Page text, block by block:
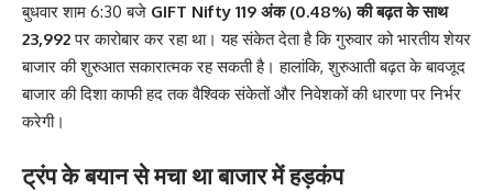
बुधवार शाम 6:30 बजे GIFT Nifty 119 अंक (0.48%) की बढ़त के साथ
23,992पर कारोबार कर रहा था। यह संकेत देता है कि गुरुवार को भारतीय शेयर
बाजार की शुरुआत सकारात्मक रह सकती है। हालांकि, शुरुआती बढ़त के बावजूद
बाजार की दिशा काफी हद तक वैश्विक संकेतों और निवेशकों की धारणा पर निर्भर
करेगी।
ट्रंप के बयान से मचा था बाजार में हड़कंप